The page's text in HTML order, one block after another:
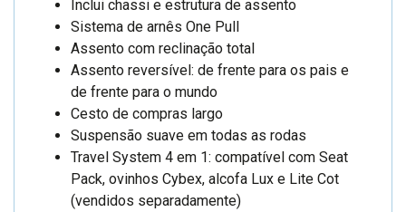
Inclui chassi e estrutura de assento
Sistema de arnês One Pull
Assento com reclinação total
Assento reversível: de frente para os pais e
de frente para o mundo
Cesto de compras largo
Suspensão suave em todas as rodas
Travel System 4 em 1: compatível com Seat
Pack, ovinhos Cybex, alcofa Lux e Lite Cot
(vendidos separadamente)